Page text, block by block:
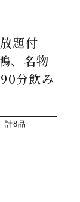
題付
、名物
分飲み
計8品